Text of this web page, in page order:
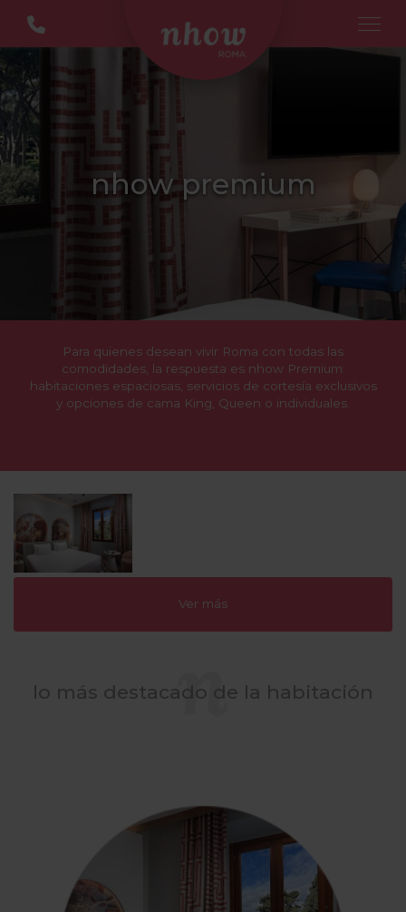
nhow premium
Para quienes desean vivir Roma con todas las
comodidades, la respuesta es nhow Premium:
habitaciones espaciosas, servicios de cortesía exclusivos
y opciones de cama King, Queen o individuales.
Ver más
lo más destacado de la habitación